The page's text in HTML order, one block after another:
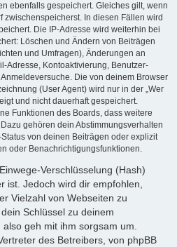
ebenfalls gespeichert. Gleiches gilt, wenn
zwischenspeicherst. In diesen Fällen wird
Die IP-Adresse wird weiterhin bei
Löschen und Ändern von Beiträgen
und Umfragen), Änderungen an
Adresse, Kontoaktivierung, Benutzer-
Die von deinem Browser
(User Agent) wird nur in der „Wer
und nicht dauerhaft gespeichert.
Funktionen des Boards, dass weitere
gehören dein Abstimmungsverhalten
von deinen Beiträgen oder explizit
oder Benachrichtigungsfunktionen.
Verschlüsselung (Hash)
ist. Jedoch wird dir empfohlen,
Vielzahl von Webseiten zu
Schlüssel zu deinem
geh mit ihm sorgsam um.
des Betreibers, von phpBB